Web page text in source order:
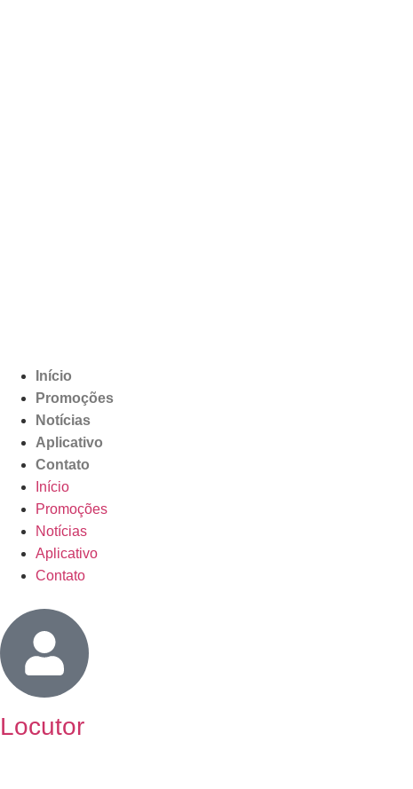
Início
Promoções
Notícias
Aplicativo
Contato
Início
Promoções
Notícias
Aplicativo
Contato
Locutor